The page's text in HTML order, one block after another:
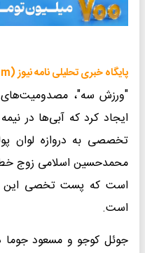
پایگاه خبری تحلیلی نامه نیوز (namehnews.com) :
"ورزش سه"، مصدومیت‌های
ایجاد کرد که آبی‌ها در
تخصصی به دروازه لوان
محمدحسین اسلامی زوج خط
است که پست تخصی این
است.
جوئل کوجو و مسعود جوما